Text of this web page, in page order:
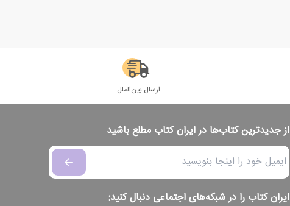
ارسال بین‌الملل
از جدیدترین کتاب‌ها در ایران کتاب مطلع باشید
ایران کتاب را در شبکه‌های اجتماعی دنبال کنید: